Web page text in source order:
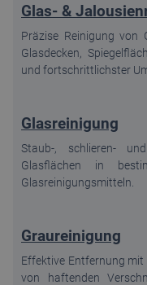
Glas- &
Präzise Reinigung von
Glasdecken,
und fortschrittlichster
Glasreinigung
Staub-, schlieren-
Glasflächen in
Glasreinigungsmitteln.
Graureinigung
Effektive Entfernung
von haftenden